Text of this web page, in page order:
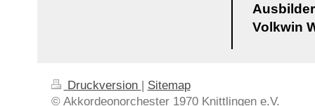
Volkwin
Druckversion | Sitemap
© Akkordeonorchester 1970 Knittlingen e.V.